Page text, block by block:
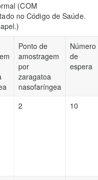
(COM
no Código de Saúde.
Ponto de
amostragem
por
zaragatoa
nasofaríngea
Número
de
espera
2 10